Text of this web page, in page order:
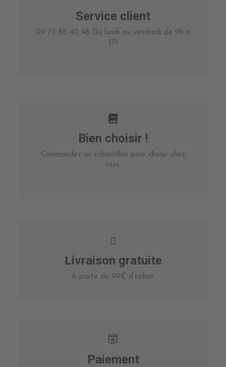
Service client
09 73 88 40 48 Du lundi au vendredi de 9h à
17h
Bien choisir !
Commandez un échantillon pour choisir chez
vous.
Livraison gratuite
A partir de 99€ d’achat.
Paiement